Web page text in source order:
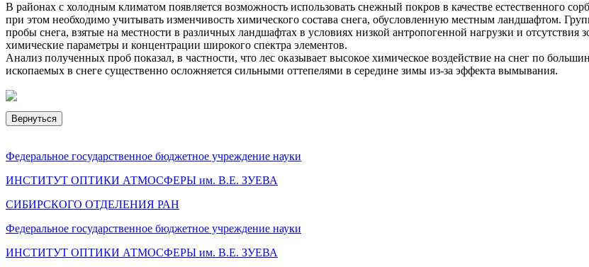
В районах с холодным климатом появляется возможность использовать снежный покров в качестве естественного
при этом необходимо учитывать изменчивость химического состава снега, обусловленную местным ландшафтом.
пробы снега, взятые на местности в различных ландшафтах в условиях низкой антропогенной нагрузки и
химические параметры и концентрации широкого спектра элементов.
Анализ полученных проб показал, в частности, что лес оказывает высокое химическое воздействие на снег по
ископаемых в снеге существенно осложняется сильными оттепелями в середине зимы из-за эффекта вымывания.
Вернуться
Федеральное государственное бюджетное учреждение науки
ИНСТИТУТ ОПТИКИ АТМОСФЕРЫ им. В.Е. ЗУЕВА
СИБИРСКОГО ОТДЕЛЕНИЯ РАН
Федеральное государственное бюджетное учреждение науки
ИНСТИТУТ ОПТИКИ АТМОСФЕРЫ им. В.Е. ЗУЕВА